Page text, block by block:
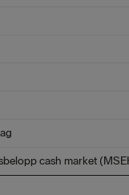
cash market